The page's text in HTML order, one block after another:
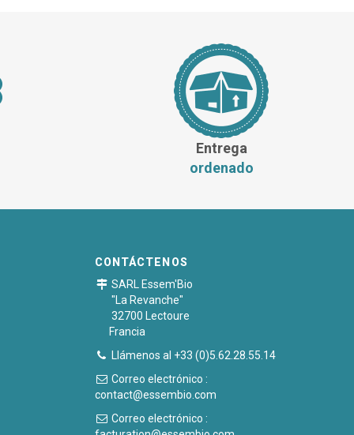
Entrega
ordenado
CONTÁCTENOS
SARL Essem'Bio
"La Revanche"
32700 Lectoure
Francia
Llámenos al +33 (0)5.62.28.55.14
Correo electrónico :
contact@essembio.com
Correo electrónico :